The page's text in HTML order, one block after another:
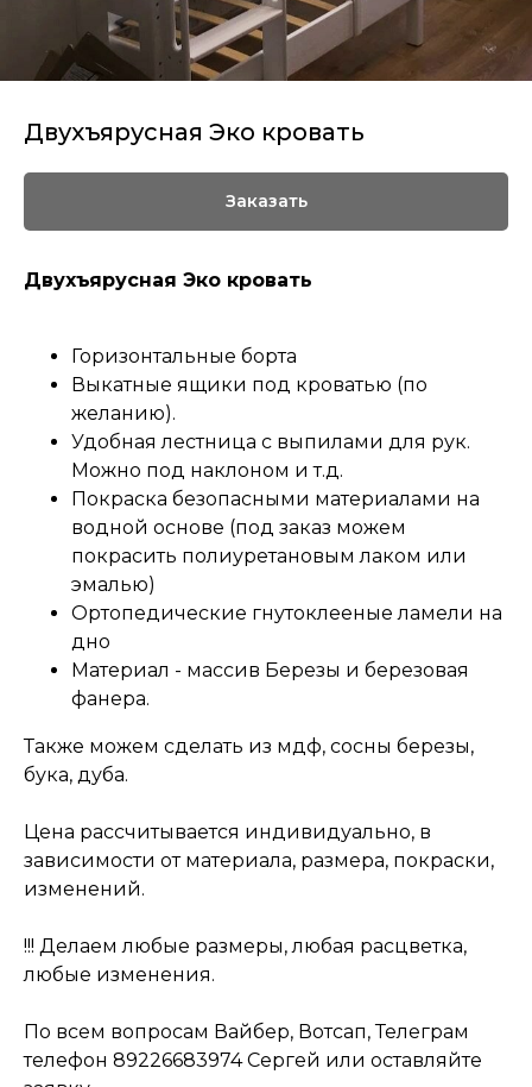
Двухъярусная Эко кровать
Заказать
Двухъярусная Эко кровать
Горизонтальные борта
Выкатные ящики под кроватью (по
желанию).
Удобная лестница с выпилами для рук.
Можно под наклоном и т.д.
Покраска безопасными материалами на
водной основе (под заказ можем
покрасить полиуретановым лаком или
эмалью)
Ортопедические гнутоклееные ламели на
дно
Материал - массив Березы и березовая
фанера.
Также можем сделать из мдф, сосны березы,
бука, дуба.
Цена рассчитывается индивидуально, в
зависимости от материала, размера, покраски,
изменений.
!!! Делаем любые размеры, любая расцветка,
любые изменения.
По всем вопросам Вайбер, Вотсап, Телеграм
телефон 89226683974 Сергей или оставляйте